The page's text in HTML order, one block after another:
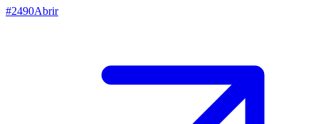
#2490Abrir